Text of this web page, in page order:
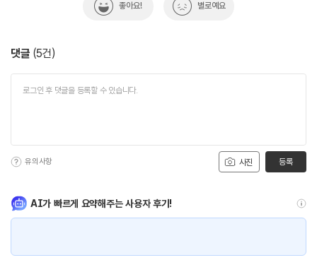
좋아요! 별로예요
댓글 (5건)
사진
유의사항 등록
AI가 빠르게 요약해주는 사용자 후기!